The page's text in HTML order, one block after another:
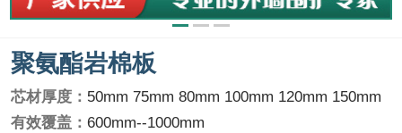
聚氨酯岩棉板
芯材厚度： 50mm 75mm 80mm 100mm 120mm 150mm
有效覆盖： 600mm--1000mm